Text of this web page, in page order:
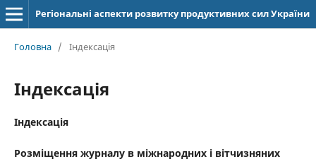
Регіональні аспекти розвитку продуктивних сил України
Головна / Індексація
Індексація
Індексація
Розміщення журналу в міжнародних і вітчизняних